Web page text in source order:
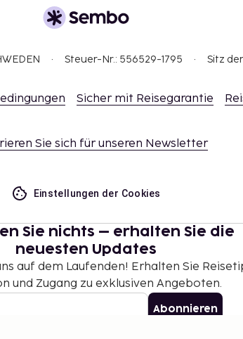
Steuer-Nr.: 556529-1795 Sitz
Sicher mit Reisegarantie
Sie sich für unseren Newsletter
Einstellungen der Cookies
Sie nichts – erhalten Sie die
neuesten Updates
auf dem Laufenden! Erhalten Sie
und Zugang zu exklusiven Angeboten.
Abonnieren